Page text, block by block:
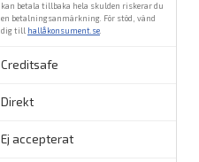
kan betala tillbaka hela skulden riskerar du
en betalningsanmärkning. För stöd, vänd
dig till hallåkonsument.se
Creditsafe
Direkt
Ej accepterat